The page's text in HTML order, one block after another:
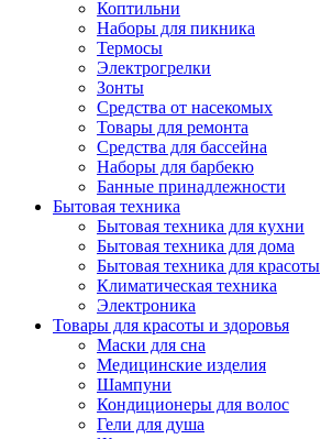
Коптильни
Наборы для пикника
Термосы
Электрогрелки
Зонты
Средства от насекомых
Товары для ремонта
Средства для бассейна
Наборы для барбекю
Банные принадлежности
Бытовая техника
Бытовая техника для кухни
Бытовая техника для дома
Бытовая техника для красоты
Климатическая техника
Электроника
Товары для красоты и здоровья
Маски для сна
Медицинские изделия
Шампуни
Кондиционеры для волос
Гели для душа